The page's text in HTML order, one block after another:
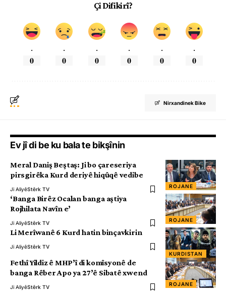
Çi Difikirî?
.
0
.
0
.
0
.
0
.
0
.
0
Nirxandinek Bike
Ev jî di be ku bala te bikşînin
ROJANE
Meral Daniş Beştaş: Ji bo çareseriya
pirsgirêka Kurd deriyê hiqûqê vedibe
Ji AliyêStêrk TV
ROJANE
‘Banga Birêz Ocalan banga aştiya
Rojhilata Navîn e’
Ji AliyêStêrk TV
KURDISTAN
Li Merîwanê 6 Kurd hatin binçavkirin
Ji AliyêStêrk TV
ROJANE
Fethî Yildiz ê MHP’î di komîsyonê de
banga Rêber Apo ya 27’ê Sibatê xwend
Ji AliyêStêrk TV